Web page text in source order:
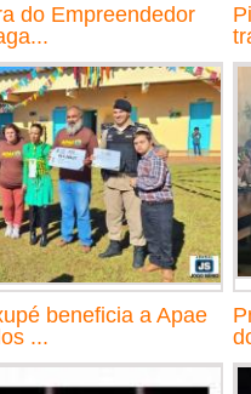
do Empreendedor
beneficia a Apae
...